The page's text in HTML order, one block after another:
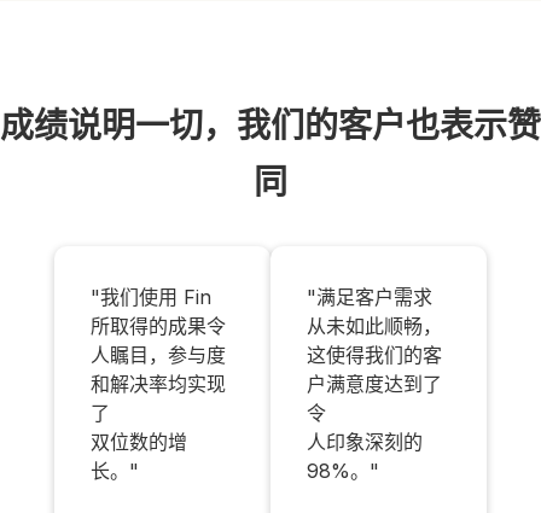
成绩说明一切，我们的客户也表示赞
同
"我们使用 Fin
所取得的成果令
人瞩目，参与度
和解决率均实现
了
双位数的增
长。"
"满足客户需求
从未如此顺畅，
这使得我们的客
户满意度达到了
令
人印象深刻的
98%。"